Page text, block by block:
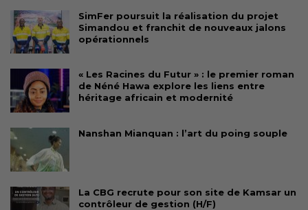
SimFer poursuit la réalisation du projet
Simandou et franchit de nouveaux jalons
opérationnels
« Les Racines du Futur » : le premier roman
de Néné Hawa explore les liens entre
héritage africain et modernité
Nanshan Mianquan : l’art du poing souple
La CBG recrute pour son site de Kamsar un
contrôleur de gestion (H/F)